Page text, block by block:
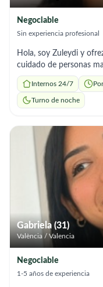
Negociable
Sin experiencia profesional
Hola, soy Zuleydi y
cuidado de personas
experiencia en
personal, control de
limpieza del hogar y
trabajo como interna,
Internos 24/7
Turno de noche
Gabriela (31)
València / Valencia
Negociable
1-5 años de experiencia